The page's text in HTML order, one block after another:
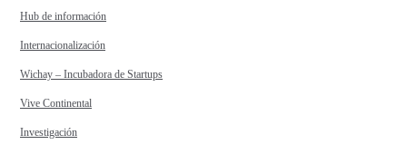
Hub de información
Internacionalización
Wichay – Incubadora de Startups
Vive Continental
Investigación